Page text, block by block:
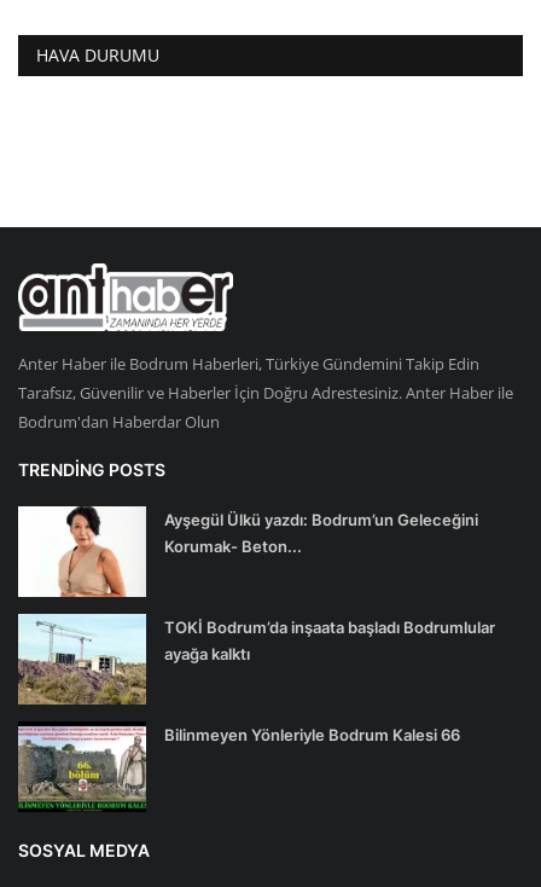
HAVA DURUMU
Anter Haber ile Bodrum Haberleri, Türkiye Gündemini Takip Edin
Tarafsız, Güvenilir ve Haberler İçin Doğru Adrestesiniz. Anter Haber ile
Bodrum'dan Haberdar Olun
TRENDING POSTS
Ayşegül Ülkü yazdı: Bodrum’un Geleceğini
Korumak- Beton...
TOKİ Bodrum’da inşaata başladı Bodrumlular
ayağa kalktı
Bilinmeyen Yönleriyle Bodrum Kalesi 66
SOSYAL MEDYA